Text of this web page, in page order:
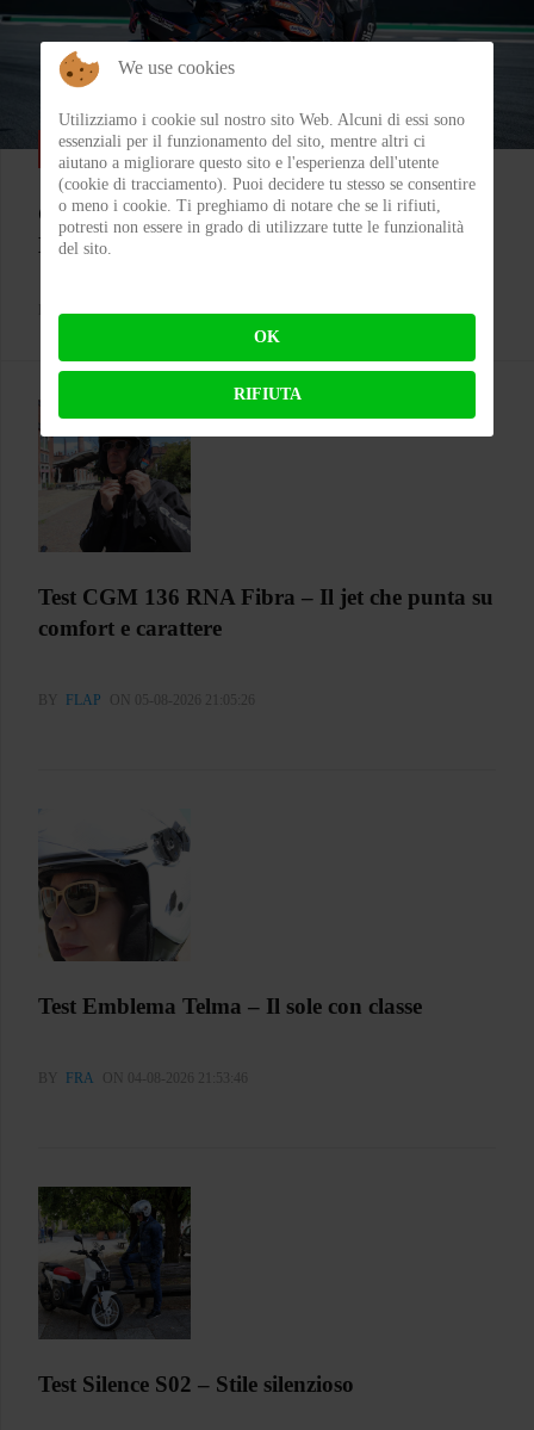
SPORT
Colpo grosso in Superbike, arrivano le 1200!
Bentornata Aprilia?
MICHELE RUBIN (WOLF) ON 07-08-2026 00:11:35
Test CGM 136 RNA Fibra – Il jet che punta su
comfort e carattere
BY FLAP ON 05-08-2026 21:05:26
Test Emblema Telma – Il sole con classe
BY FRA ON 04-08-2026 21:53:46
Test Silence S02 – Stile silenzioso
We use cookies
Utilizziamo i cookie sul nostro sito Web. Alcuni di essi sono
essenziali per il funzionamento del sito, mentre altri ci
aiutano a migliorare questo sito e l'esperienza dell'utente
(cookie di tracciamento). Puoi decidere tu stesso se consentire
o meno i cookie. Ti preghiamo di notare che se li rifiuti,
potresti non essere in grado di utilizzare tutte le funzionalità
del sito.
OK
RIFIUTA